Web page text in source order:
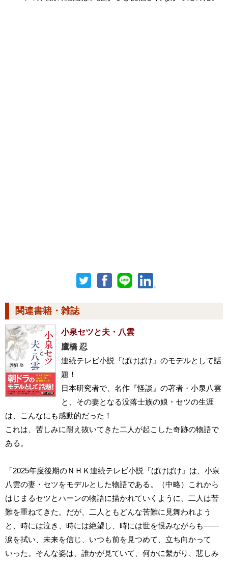
関連書籍・雑誌
小泉セツと夫・八雲
鷹橋 忍
連続テレビ小説『ばけばけ』のモデルとして話
題！
日本研究者で、名作『怪談』の著者・小泉八雲
と、その妻となる没落士族の娘・セツの生涯
は、こんなにも感動的だった！
これは、苦しみに耐え抜いてきた二人が起こした奇跡の物語で
ある。
「2025年度後期のＮＨＫ連続テレビ小説『ばけばけ』は、小泉
八雲の妻・セツをモデルとした物語である。（中略）これから
はじまるセツとハーンの物語に描かれていくように、二人は苦
難を重ねてきた。だが、二人ともどんな苦難に見舞われよう
と、時には泣き、時には絶望し、時には世を恨みながらも――
涙を拭い、未来を信じ、いつも前を見つめて、立ち向かって
いった。そんな姿は、誰かが見ていて、何かに繫がり、悲しみ